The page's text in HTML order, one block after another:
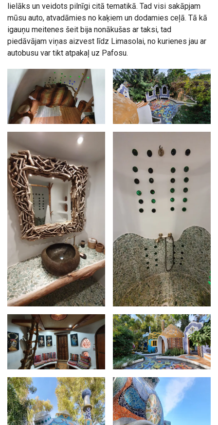
lielāks un veidots pilnīgi citā tematikā. Tad visi sakāpjam
mūsu auto, atvadāmies no kaķiem un dodamies ceļā. Tā kā
igauņu meitenes šeit bija nonākušas ar taksi, tad
piedāvājam viņas aizvest līdz Limasolai, no kurienes jau ar
autobusu var tikt atpakaļ uz Pafosu.